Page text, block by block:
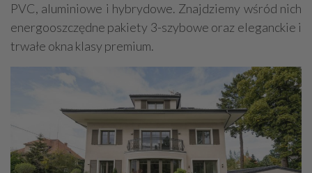
PVC, aluminiowe i hybrydowe. Znajdziemy wśród nich
energooszczędne pakiety 3-szybowe oraz eleganckie i
trwałe okna klasy premium.